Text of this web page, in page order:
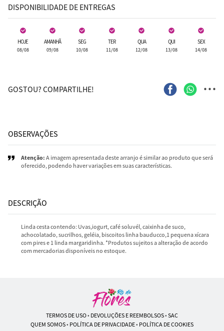
DISPONIBILIDADE DE ENTREGAS
HOJE
08/08
AMANHÃ
09/08
SEG
10/08
TER
11/08
QUA
12/08
QUI
13/08
SEX
14/08
GOSTOU? COMPARTILHE! ...
OBSERVAÇÕES
Atenção: A imagem apresentada deste arranjo é similar ao produto que será
oferecido, podendo haver variações em suas características.
DESCRIÇÃO
Linda cesta contendo: Uvas,iogurt, café soluvél, caixinha de suco,
achocolatado, sucrilhos, geléia, biscoitos linha bauducco,1 pequena xícara
com pires e 1 linda margaridinha. *Produtos sujeitos a alteração de acordo
com mercadorias disponíveis no estoque.
TERMOS DE USO• DEVOLUÇÕES E REEMBOLSOS• SAC
QUEM SOMOS• POLÍTICA DE PRIVACIDADE• POLÍTICA DE COOKIES